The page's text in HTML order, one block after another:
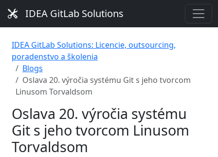
IDEA GitLab Solutions
IDEA GitLab Solutions: Licencie, outsourcing,
poradenstvo a školenia
Blogs
Oslava 20. výročia systému Git s jeho tvorcom
Linusom Torvaldsom
Oslava 20. výročia systému
Git s jeho tvorcom Linusom
Torvaldsom